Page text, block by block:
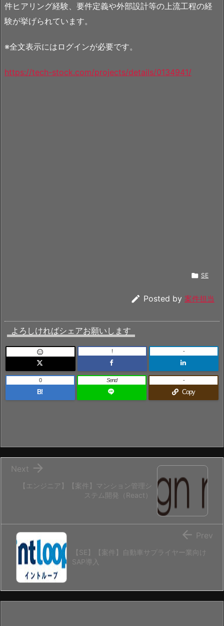
件ヒアリング経験、要件定義や外部設計等の上流工程の経
験が挙げられています。
※全文表示にはログインが必要です。
https://tech-stock.com/projects/details/0134941/
 SE
 Posted by 案件担当
よろしければシェアお願いします
 ! -
B!
0 Send
Copy
-
【エンジニア】【案件】マンション管理シ
ステム開発（React）

Next
【SE】【案件】自動車サプライヤー業向け
SAP導入
 Prev